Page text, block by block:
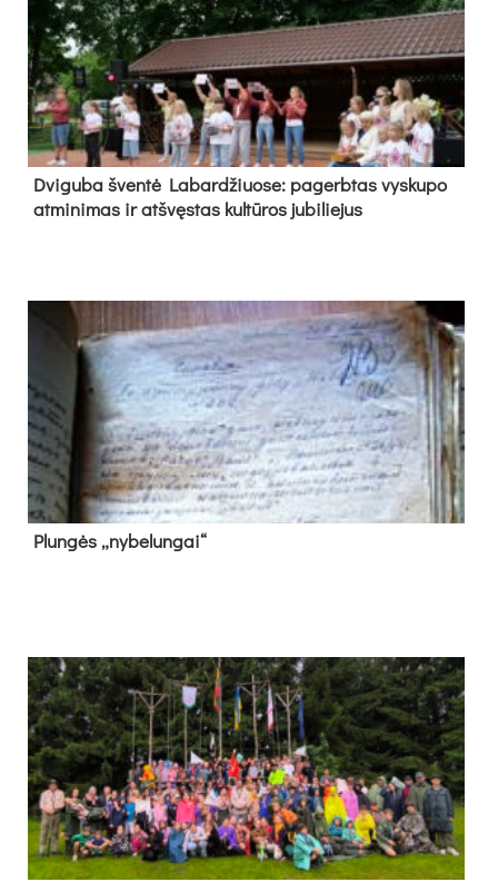
Dvi­gu­ba šven­tė La­bar­džiuo­se: pa­gerb­tas vys­ku­po
at­mi­ni­mas ir at­švęs­tas kul­tū­ros ju­bi­lie­jus
Plun­gės „ny­be­lun­gai“